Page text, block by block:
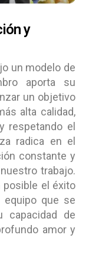
y
un modelo de
aporta su
un objetivo
alta calidad,
respetando el
radica en el
constante y
trabajo.
posible el éxito
equipo que se
capacidad de
amor y